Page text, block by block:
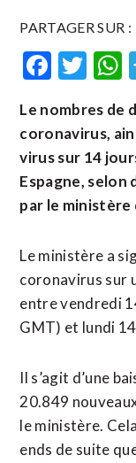
PARTAGER SUR :
Le nombres de
coronavirus,
virus sur 14
Espagne, selon
par le ministère
Le ministère a
coronavirus sur
entre vendredi
GMT) et lundi
Il s’agit d’une
20.849
le ministère.
ends de suite